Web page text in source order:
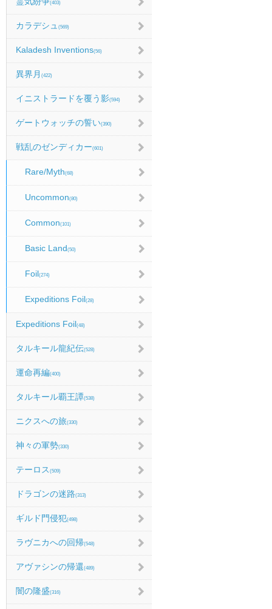
(403)
カラデシュ (569)
Kaladesh Inventions(56)
異界月 (422)
イニストラードを覆う影(594)
ゲートウォッチの誓い(390)
戦乱のゼンディカー(601)
Rare/Myth(68)
Uncommon(80)
Common(101)
Basic Land(50)
Foil(274)
Expeditions Foil(28)
Expeditions Foil(48)
タルキール龍紀伝(528)
運命再編(400)
タルキール覇王譚(538)
ニクスへの旅(330)
神々の軍勢(330)
テーロス (509)
ドラゴンの迷路(313)
ギルド門侵犯(498)
ラヴニカへの回帰(548)
アヴァシンの帰還(489)
闇の隆盛(316)